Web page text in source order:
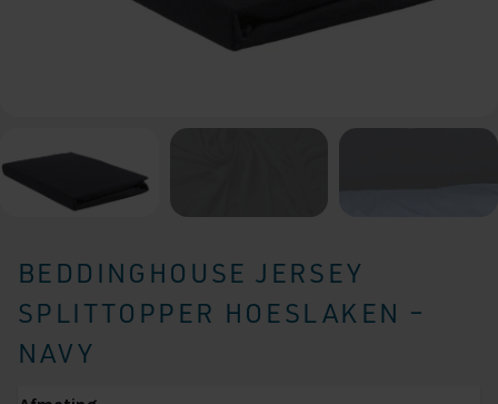
BEDDINGHOUSE JERSEY
SPLITTOPPER HOESLAKEN –
NAVY